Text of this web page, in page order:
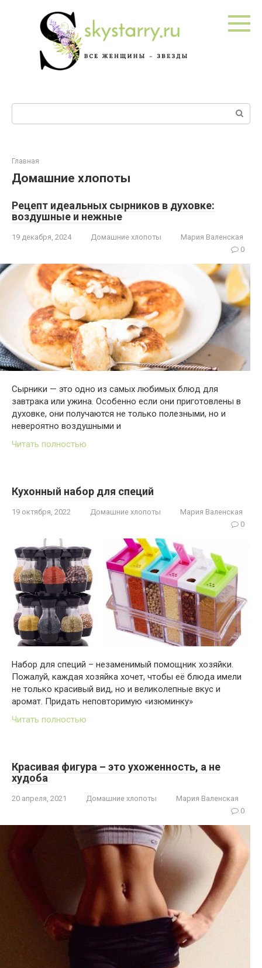
Поиск:
Главная
Домашние хлопоты
Рецепт идеальных сырников в духовке:
воздушные и нежные
19 декабря, 2024 Домашние хлопоты
Мария Валенская
0
Сырники — это одно из самых любимых блюд для
завтрака или ужина. Особенно если они приготовлены в
духовке, они получаются не только полезными, но и
невероятно воздушными и
Читать полностью
Кухонный набор для специй
19 октября, 2022 Домашние хлопоты
Мария Валенская
0
Набор для специй – незаменимый помощник хозяйки.
Пожалуй, каждая хозяйка хочет, чтобы её блюда имели
не только красивый вид, но и великолепные вкус и
аромат. Придать неповторимую «изюминку»
Читать полностью
Красивая фигура – это ухоженность, а не
худоба
20 апреля, 2021 Домашние хлопоты
Мария Валенская
0